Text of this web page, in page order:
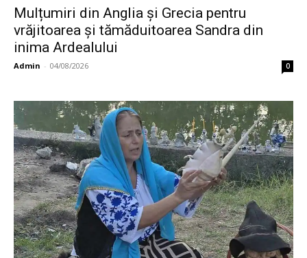
Mulțumiri din Anglia și Grecia pentru
vrăjitoarea și tămăduitoarea Sandra din
inima Ardealului
Admin - 04/08/2026 0